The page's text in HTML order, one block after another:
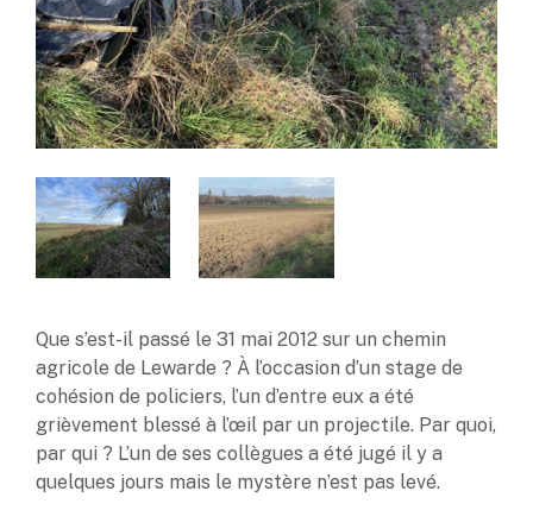
Que s’est-il passé le 31 mai 2012 sur un chemin
agricole de Lewarde ? À l’occasion d’un stage de
cohésion de policiers, l’un d’entre eux a été
grièvement blessé à l’œil par un projectile. Par quoi,
par qui ? L’un de ses collègues a été jugé il y a
quelques jours mais le mystère n’est pas levé.